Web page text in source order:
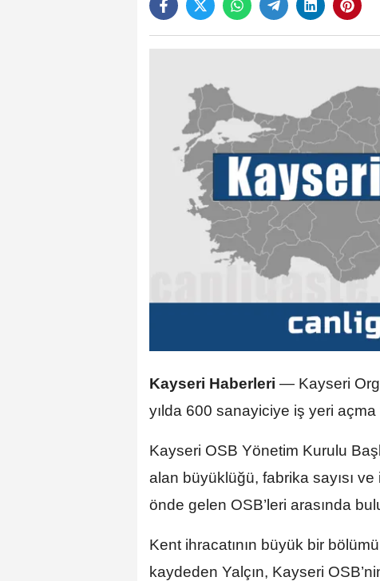
Kayseri Haberleri — Kayseri
yılda 600 sanayiciye iş yeri açma
Kayseri OSB Yönetim Kurulu
alan büyüklüğü, fabrika sayısı ve
önde gelen OSB’leri arasında
Kent ihracatının büyük bir
kaydeden Yalçın, Kayseri